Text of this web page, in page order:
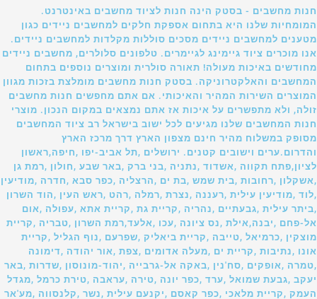
חנות מחשבים - בסטק הינה חנות לציוד מחשבים באינטרנט.
המומחיות שלנו היא בתחום אספקת חלקים למחשבים ניידים כגון
מטענים למחשבים ניידים מסכים סוללות מקלדות למחשבים ניידים.
אנו מוכרים ציוד גיימינג לגיימרים. טלפונים סלולרים, מחשבים ניידים
מחודשים באיכות מעולה! תאורה סולרית ומוצרים נוספים בתחום
המחשבים והאלקטרוניקה. בסטק חנות מחשבים מומלצת בזכות מגוון
המוצרים השירות המהיר והאיכותי. אם אתם מחפשים חנות מחשבים
זולה, ולא מתפשרים על איכות אז אתם נמצאים במקום הנכון. מוצרי
חנות המחשבים שלנו מגיעים לכל ישוב בישראל רב ציוד המחשבים
מסופק במשלוח מהיר חינם מצפון הארץ דרך מרכז הארץ
והדרום.ערים וישובים קטנים. ירושלים ,תל אביב-יפו ,חיפה,ראשון
לציון,פתח תקווה ,אשדוד ,נתניה ,בני ברק ,באר שבע ,חולון ,רמת גן
,אשקלון ,רחובות ,בית שמש ,בת ים ,הרצליה ,כפר סבא ,חדרה ,מודיעין
,לוד ,מודיעין עילית ,רעננה ,נצרת ,רמלה ,רהט ,ראש העין ,הוד השרון
,ביתר עילית ,גבעתיים ,נהריה ,קריית גת ,קריית אתא ,עפולה ,אום
אל-פחם ,יבנה,אילת ,נס ציונה ,עכו ,אלעד,רמת השרון ,טבריה ,קריית
מוצקין ,כרמיאל ,טייבה ,קריית ביאליק ,שפרעם ,נוף הגליל ,קריית
אונו ,נתיבות ,קריית ים ,מעלה אדומים ,צפת ,אור יהודה ,דימונה
,טמרה ,אופקים ,סח'נין ,באקה אל-גרבייה ,יהוד-מונוסון ,שדרות ,באר
יעקב ,גבעת שמואל ,ערד ,כפר יונה ,טירה ,עראבה ,טירת כרמל ,מגדל
העמק ,קריית מלאכי ,כפר קאסם ,יקנעם עילית ,נשר ,קלנסווה ,מע'אר